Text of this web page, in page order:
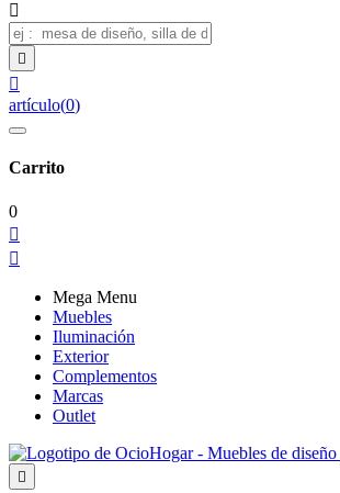



artículo(0)
Carrito
0


Mega Menu
Muebles
Iluminación
Exterior
Complementos
Marcas
Outlet
